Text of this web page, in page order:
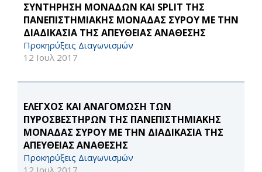
ΣΥΝΤΗΡΗΣΗ ΜΟΝΑΔΩΝ ΚΑΙ SPLIT ΤΗΣ
ΠΑΝΕΠΙΣΤΗΜΙΑΚΗΣ ΜΟΝΑΔΑΣ ΣΥΡΟΥ ΜΕ ΤΗΝ
ΔΙΑΔΙΚΑΣΙΑ ΤΗΣ ΑΠΕΥΘΕΙΑΣ ΑΝΑΘΕΣΗΣ
Προκηρύξεις Διαγωνισμών
12 Ιουλ 2017
ΕΛΕΓΧΟΣ ΚΑΙ ΑΝΑΓΟΜΩΣΗ ΤΩΝ
ΠΥΡΟΣΒΕΣΤΗΡΩΝ ΤΗΣ ΠΑΝΕΠΙΣΤΗΜΙΑΚΗΣ
ΜΟΝΑΔΑΣ ΣΥΡΟΥ ΜΕ ΤΗΝ ΔΙΑΔΙΚΑΣΙΑ ΤΗΣ
ΑΠΕΥΘΕΙΑΣ ΑΝΑΘΕΣΗΣ
Προκηρύξεις Διαγωνισμών